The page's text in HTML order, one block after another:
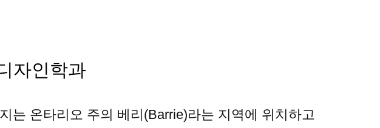
자인학과
는 온타리오 주의 베리(Barrie)라는 지역에 위치하고